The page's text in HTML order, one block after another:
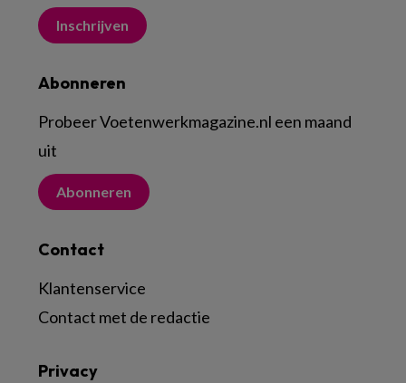
Inschrijven
Abonneren
Probeer Voetenwerkmagazine.nl een maand
uit
Abonneren
Contact
Klantenservice
Contact met de redactie
Privacy